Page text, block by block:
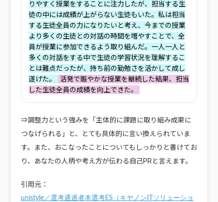
りやすく授業をすることに注力したが、担当する生
徒の中には成績が上がらない生徒もいた。私は担当
する生徒全員の力になりたいと考え、今までの授業
より多くの生徒との対話の時間を増やすことで、全
員が授業に参加できるよう取り組んだ。一人一人と
多くの対話をする中で生徒の学習状況を理解するこ
とは難点だったが、持ち前の勤勉さを活かして成し
遂げた。
活発で賑やかな授業を継続した結果、担当
した生徒全員の成績を向上できた。
⇒調整力という強みを「主体的に課題に取り組み成果に
つなげられる」と、とても具体的に言い換えられていま
す。また、おこなったことについてもしっかりと書けてお
り、あなたの人柄や考え方が伝わる自己PRと言えます。
引用元：
unistyle／選考通過者本選考ES（キヤノンITソリューショ